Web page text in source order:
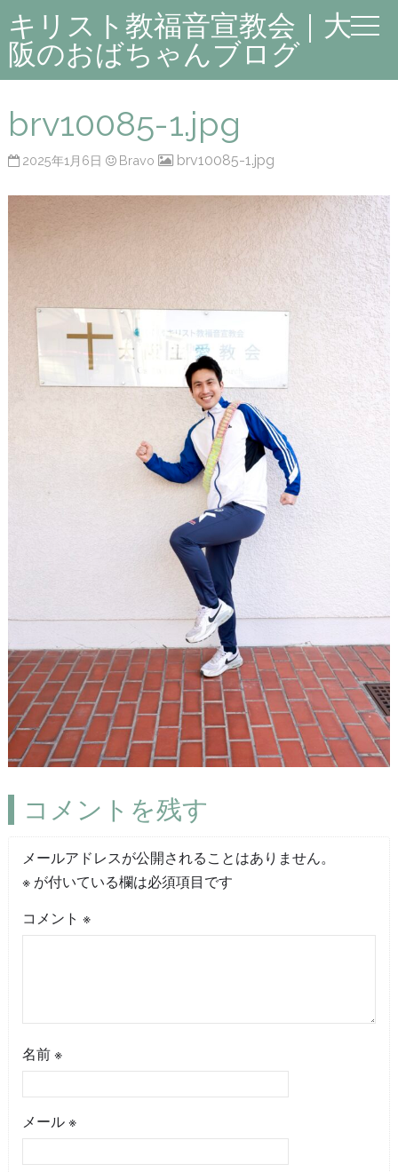
キリスト教福音宣教会｜大
阪のおばちゃんブログ
brv10085-1.jpg
2025年1月6日 Bravo brv10085-1.jpg
コメントを残す
メールアドレスが公開されることはありません。
※が付いている欄は必須項目です
コメント ※
名前 ※
メール ※